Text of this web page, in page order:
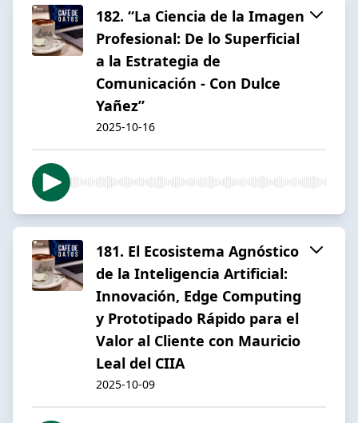
182. “La Ciencia de la Imagen
Profesional: De lo Superficial
a la Estrategia de
Comunicación - Con Dulce
Yañez”
2025-10-16
181. El Ecosistema Agnóstico
de la Inteligencia Artificial:
Innovación, Edge Computing
y Prototipado Rápido para el
Valor al Cliente con Mauricio
Leal del CIIA
2025-10-09